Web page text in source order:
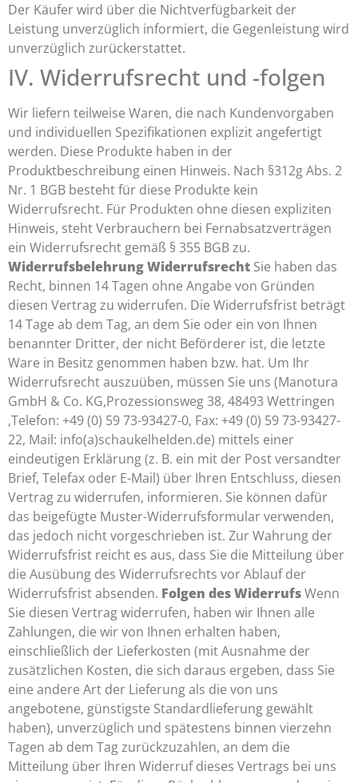
Der Käufer wird über die Nichtverfügbarkeit der
Leistung unverzüglich informiert, die Gegenleistung wird
unverzüglich zurückerstattet.
IV. Widerrufsrecht und -folgen
Wir liefern teilweise Waren, die nach Kundenvorgaben
und individuellen Spezifikationen explizit angefertigt
werden. Diese Produkte haben in der
Produktbeschreibung einen Hinweis. Nach §312g Abs. 2
Nr. 1 BGB besteht für diese Produkte kein
Widerrufsrecht. Für Produkten ohne diesen expliziten
Hinweis, steht Verbrauchern bei Fernabsatzverträgen
ein Widerrufsrecht gemäß § 355 BGB zu.
WiderrufsbelehrungWiderrufsrecht Sie haben das
Recht, binnen 14 Tagen ohne Angabe von Gründen
diesen Vertrag zu widerrufen. Die Widerrufsfrist beträgt
14 Tage ab dem Tag, an dem Sie oder ein von Ihnen
benannter Dritter, der nicht Beförderer ist, die letzte
Ware in Besitz genommen haben bzw. hat. Um Ihr
Widerrufsrecht auszuüben, müssen Sie uns (Manotura
GmbH & Co. KG,Prozessionsweg 38, 48493 Wettringen
,Telefon: +49 (0) 59 73-93427-0, Fax: +49 (0) 59 73-93427-
22, Mail: info(a)schaukelhelden.de) mittels einer
eindeutigen Erklärung (z. B. ein mit der Post versandter
Brief, Telefax oder E-Mail) über Ihren Entschluss, diesen
Vertrag zu widerrufen, informieren. Sie können dafür
das beigefügte Muster-Widerrufsformular verwenden,
das jedoch nicht vorgeschrieben ist. Zur Wahrung der
Widerrufsfrist reicht es aus, dass Sie die Mitteilung über
die Ausübung des Widerrufsrechts vor Ablauf der
Widerrufsfrist absenden. Folgen des WiderrufsWenn
Sie diesen Vertrag widerrufen, haben wir Ihnen alle
Zahlungen, die wir von Ihnen erhalten haben,
einschließlich der Lieferkosten (mit Ausnahme der
zusätzlichen Kosten, die sich daraus ergeben, dass Sie
eine andere Art der Lieferung als die von uns
angebotene, günstigste Standardlieferung gewählt
haben), unverzüglich und spätestens binnen vierzehn
Tagen ab dem Tag zurückzuzahlen, an dem die
Mitteilung über Ihren Widerruf dieses Vertrags bei uns